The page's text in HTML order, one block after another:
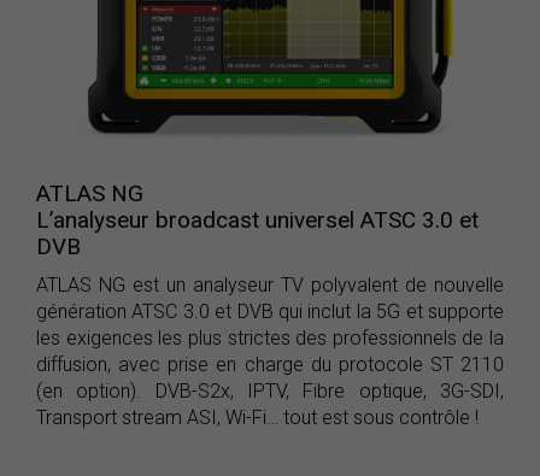
ATLAS NG
L’analyseur broadcast universel ATSC 3.0 et
DVB
ATLAS NG est un analyseur TV polyvalent de nouvelle
génération ATSC 3.0 et DVB qui inclut la 5G et supporte
les exigences les plus strictes des professionnels de la
diffusion, avec prise en charge du protocole ST 2110
(en option). DVB-S2x, IPTV, Fibre optique, 3G-SDI,
Transport stream ASI, Wi-Fi… tout est sous contrôle !